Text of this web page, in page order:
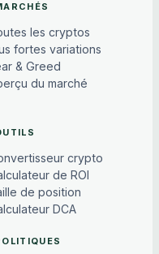
les cryptos
fortes variations
& Greed
du marché
crypto
de ROI
de position
DCA